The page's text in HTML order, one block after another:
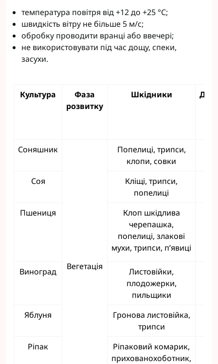
температура повітря від +12 до +25 °С;
швидкість вітру не більше 5 м/с;
обробку проводити вранці або ввечері;
не використовувати під час дощу, спеки,
засухи.
Культура
Фаза
розвитку
Шкідники
Соняшник
Вегетація
Попелиці, трипси,
клопи, совки
Соя
Кліщі, трипси,
попелиці
Пшениця
Клоп шкідлива
черепашка,
попелиці, злакові
мухи, трипси, п’явиці
Виноград
Листовійки,
плодожерки,
пильщики
Яблуня
Гронова листовійка,
трипси
Ріпак
Ріпаковий комарик,
прихованохоботник,